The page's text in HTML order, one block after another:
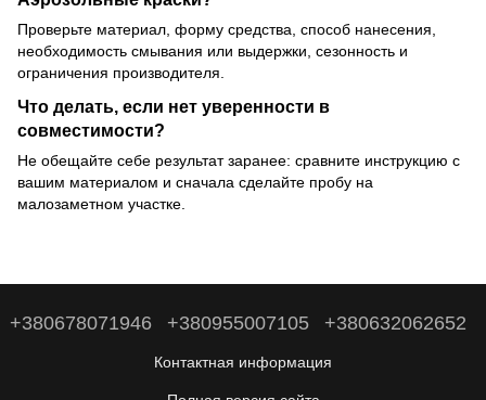
Проверьте материал, форму средства, способ нанесения,
необходимость смывания или выдержки, сезонность и
ограничения производителя.
Что делать, если нет уверенности в
совместимости?
Не обещайте себе результат заранее: сравните инструкцию с
вашим материалом и сначала сделайте пробу на
малозаметном участке.
+380678071946 +380955007105 +380632062652
Контактная информация